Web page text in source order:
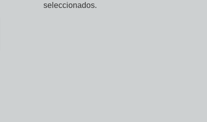
seleccionados.